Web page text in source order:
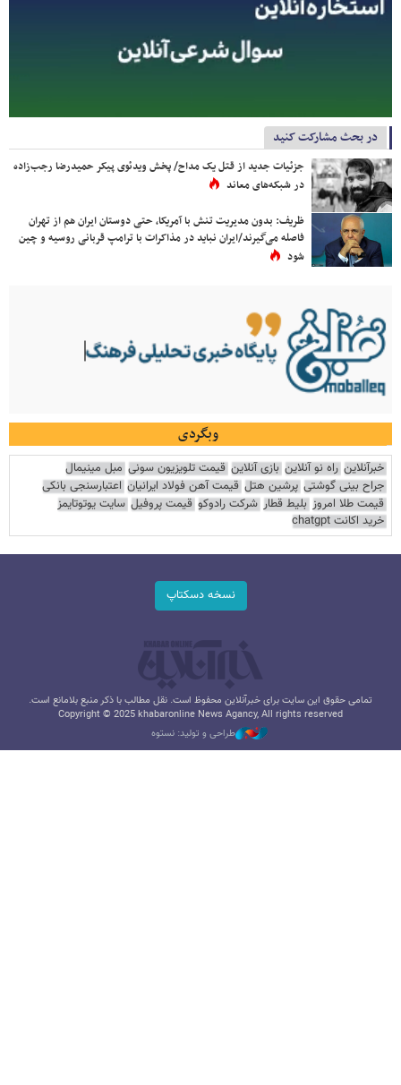
در بحث مشارکت کنید
جزئیات جدید از قتل یک مداح/ پخش ویدئوی پیکر حمیدرضا رجب‌زاده
در شبکه‌های معاند
ظریف: بدون مدیریت تنش با آمریکا، حتی دوستان ایران هم از تهران
فاصله می‌گیرند/ایران نباید در مذاکرات با ترامپ قربانی روسیه و چین
شود
وبگردی
خبرآنلاین راه نو آنلاین بازی آنلاین قیمت تلویزیون سونی مبل مینیمال
جراح بینی گوشتی پرشین هتل قیمت آهن فولاد ایرانیان اعتبارسنجی بانکی
قیمت طلا امروز بلیط قطار شرکت رادوکو قیمت پروفیل سایت یوتوتایمز
خرید اکانت chatgpt
نسخه دسکتاپ
تمامی حقوق این سایت برای خبرآنلاین محفوظ است. نقل مطالب با ذکر منبع بلامانع است.
Copyright © 2025 khabaronline News Agancy, All rights reserved
طراحی و تولید: نستوه